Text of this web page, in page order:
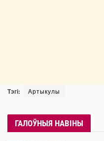
Тэгі: Артыкулы
ГАЛОЎНЫЯ НАВІНЫ